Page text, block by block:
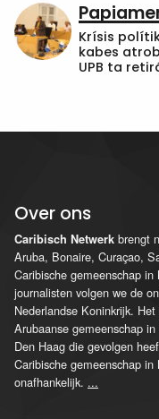
Krísis
kabes
UPB ta
Over ons
Caribisch Netwerk brengt
Aruba, Bonaire, Curaçao,
Caribische gemeenschap
journalisten volgen we de
Nederlandse Koninkrijk.
Arubaanse gemeenschap
Den Haag die gevolgen
Caribische gemeenschap
onafhankelijk. ...